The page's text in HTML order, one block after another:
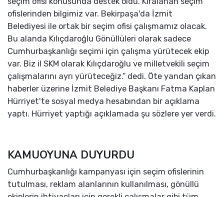
ofislerinden bilgimiz var. Bekirpaşa'da İzmit
Belediyesi ile ortak bir seçim ofisi çalışmamız olacak.
Bu alanda Kılıçdaroğlu Gönüllüleri olarak sadece
Cumhurbaşkanlığı seçimi için çalışma yürütecek ekip
var. Biz il SKM olarak Kılıçdaroğlu ve milletvekili seçim
çalışmalarını ayrı yürüteceğiz.” dedi. Öte yandan çıkan
haberler üzerine İzmit Belediye Başkanı Fatma Kaplan
Hürriyet'te sosyal medya hesabından bir açıklama
yaptı. Hürriyet yaptığı açıklamada şu sözlere yer verdi.
KAMUOYUNA DUYURDU
Cumhurbaşkanlığı kampanyası için seçim ofislerinin
tutulması, reklam alanlarının kullanılması, gönüllü